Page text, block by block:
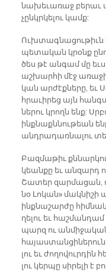
նա­խե­ւա­ռաջ բե­րաւ
չընկր­կե­լու կամք:
Ուխ­տագ­նա­ցու­թիւն
պե­տա­կան կրօնք
ծես թէ ան­գամ մը
աշ­խար­հի մէջ
կան ար­ժէք­նե­րը, եւ
հրա­ւի­րեց այն
նե­րու կրողն ենք:
ինք­նաքն­նու­թեան
անդ­րա­դառ­նա­լու
Բազ­մա­թիւ
կեան­քը եւ ան­զարդ
Շա­տեր զար­մա­ցան,
նօ Լո­կան» մակ­նի­շի
ինք­նա­շար­ժը
ղե­լու եւ
պարզ ու
լու եւ
լու կեր­պը սի­րե­լի է